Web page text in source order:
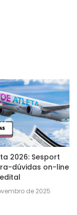
2026: Sesport
dúvidas on-line
de 2025